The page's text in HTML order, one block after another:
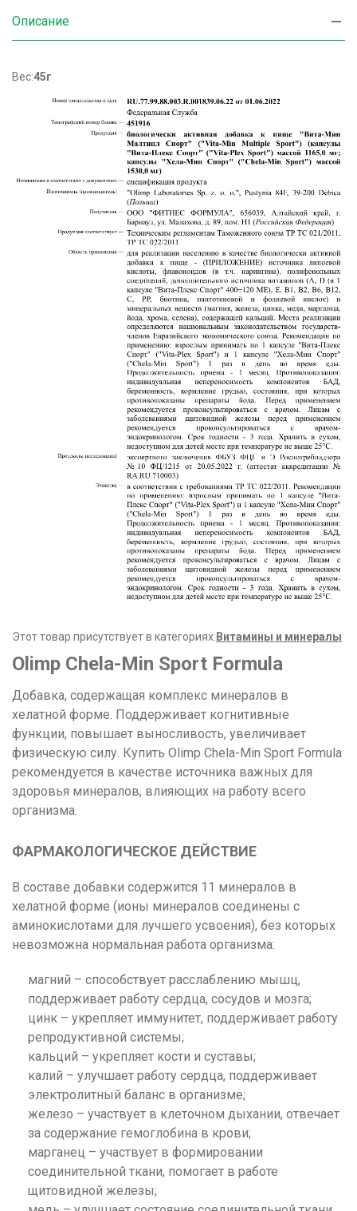
Описание
Вес:45г
Этот товар присутствует в категориях: Витамины и минералы
Olimp Chela-Min Sport Formula
Добавка, содержащая комплекс минералов в
хелатной форме. Поддерживает когнитивные
функции, повышает выносливость, увеличивает
физическую силу. Купить Olimp Chela-Min Sport Formula
рекомендуется в качестве источника важных для
здоровья минералов, влияющих на работу всего
организма.
ФАРМАКОЛОГИЧЕСКОЕ ДЕЙСТВИЕ
В составе добавки содержится 11 минералов в
хелатной форме (ионы минералов соединены с
аминокислотами для лучшего усвоения), без которых
невозможна нормальная работа организма:
магний – способствует расслаблению мышц,
поддерживает работу сердца, сосудов и мозга;
цинк – укрепляет иммунитет, поддерживает работу
репродуктивной системы;
кальций – укрепляет кости и суставы;
калий – улучшает работу сердца, поддерживает
электролитный баланс в организме;
железо – участвует в клеточном дыхании, отвечает
за содержание гемоглобина в крови;
марганец – участвует в формировании
соединительной ткани, помогает в работе
щитовидной железы;